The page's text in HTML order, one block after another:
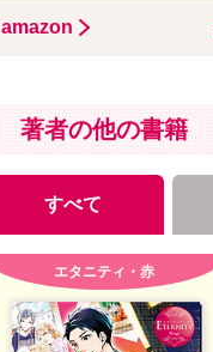
amazon
著者の他の書籍
すべて
エタニティ・赤